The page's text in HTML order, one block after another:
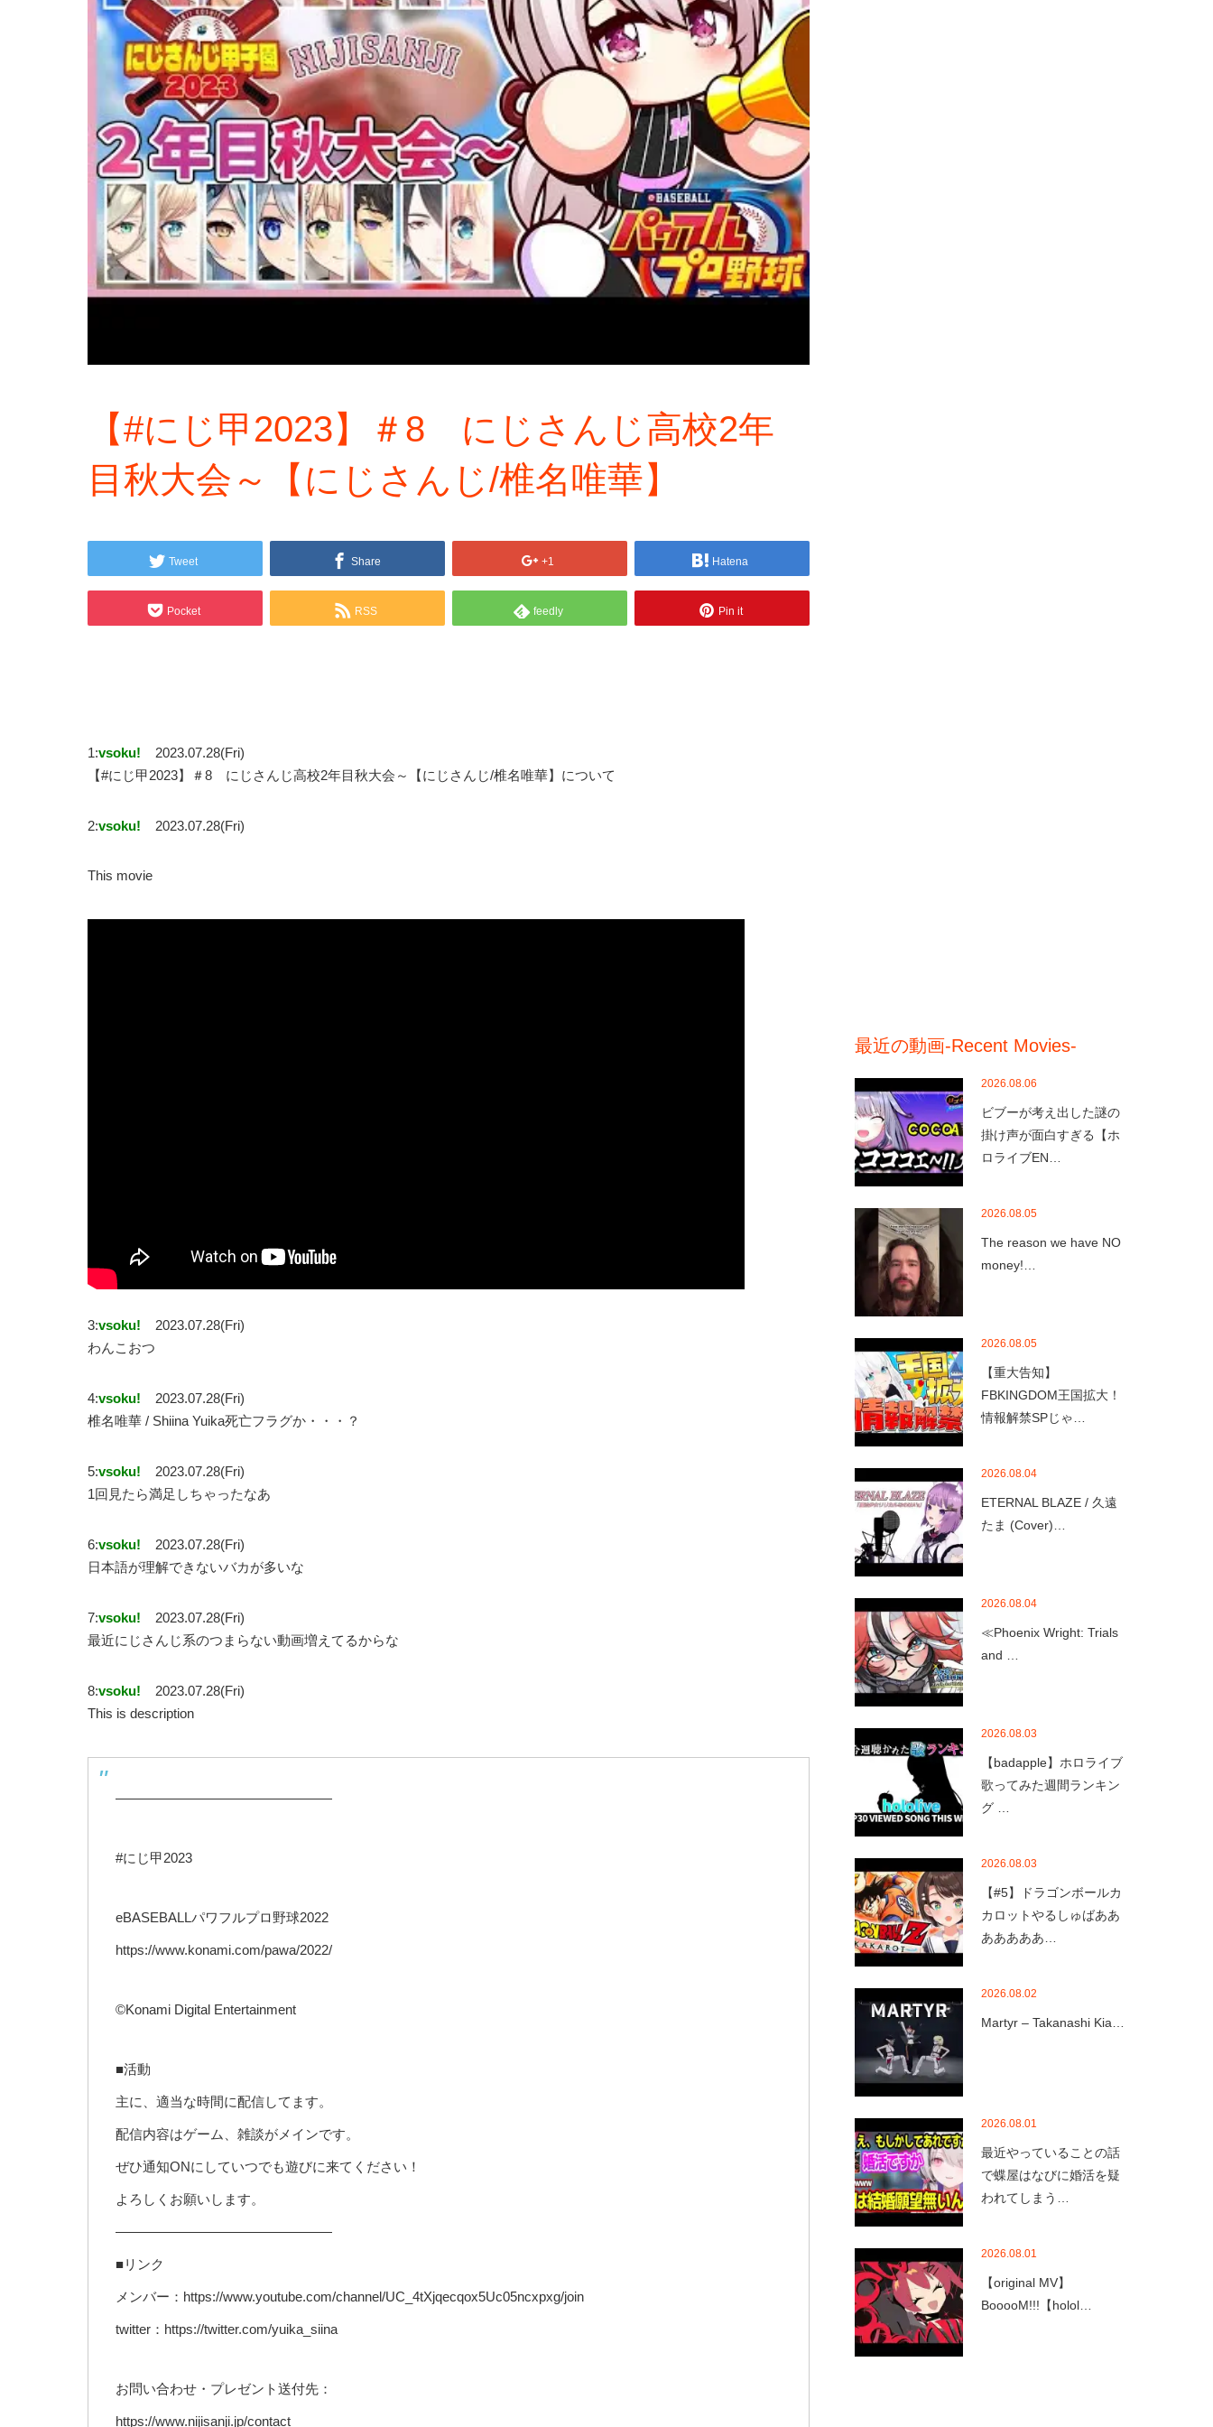
【#にじ甲2023】＃8 にじさんじ高校2年
目秋大会～【にじさんじ/椎名唯華】
Tweet Share +1 Hatena
Pocket RSS feedly Pin it
1:vsoku!
2023.07.28(Fri)
【#にじ甲2023】＃8 にじさんじ高校2年目秋大会～【にじさんじ/椎名唯華】について
2:vsoku! 2023.07.28(Fri)
This movie
3:vsoku!
2023.07.28(Fri)
わんこおつ
4:vsoku!
2023.07.28(Fri)
椎名唯華 / Shiina Yuika死亡フラグか・・・？
5:vsoku!
2023.07.28(Fri)
1回見たら満足しちゃったなあ
6:vsoku!
2023.07.28(Fri)
日本語が理解できないバカが多いな
7:vsoku!
2023.07.28(Fri)
最近にじさんじ系のつまらない動画増えてるからな
8:vsoku!
2023.07.28(Fri)
This is description
————————————————
#にじ甲2023
eBASEBALLパワフルプロ野球2022
https://www.konami.com/pawa/2022/
©Konami Digital Entertainment
■活動
主に、適当な時間に配信してます。
配信内容はゲーム、雑談がメインです。
ぜひ通知ONにしていつでも遊びに来てください！
よろしくお願いします。
————————————————
■リンク
メンバー：https://www.youtube.com/channel/UC_4tXjqecqox5Uc05ncxpxg/join
twitter：https://twitter.com/yuika_siina
お問い合わせ・プレゼント送付先：
https://www.nijisanji.jp/contact
最近の動画-Recent Movies-
2026.08.06
ビブーが考え出した謎の
掛け声が面白すぎる【ホ
ロライブEN…
2026.08.05
The reason we have NO
money!…
2026.08.05
【重大告知】
FBKINGDOM王国拡大！
情報解禁SPじゃ…
2026.08.04
ETERNAL BLAZE / 久遠
たま (Cover)…
2026.08.04
≪Phoenix Wright: Trials
and …
2026.08.03
【badapple】ホロライブ
歌ってみた週間ランキン
グ …
2026.08.03
【#5】ドラゴンボールカ
カロットやるしゅばああ
あああああ…
2026.08.02
Martyr – Takanashi Kia…
2026.08.01
最近やっていることの話
で蝶屋はなびに婚活を疑
われてしまう…
2026.08.01
【original MV】
BooooM!!!【holol…